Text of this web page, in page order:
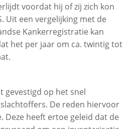
voordat hij of zij zich kon
Uit een vergelijking met de
Kankerregistratie kan
het per jaar om ca. twintig tot
gevestigd op het snel
De reden hiervoor
Deze heeft ertoe geleid dat de